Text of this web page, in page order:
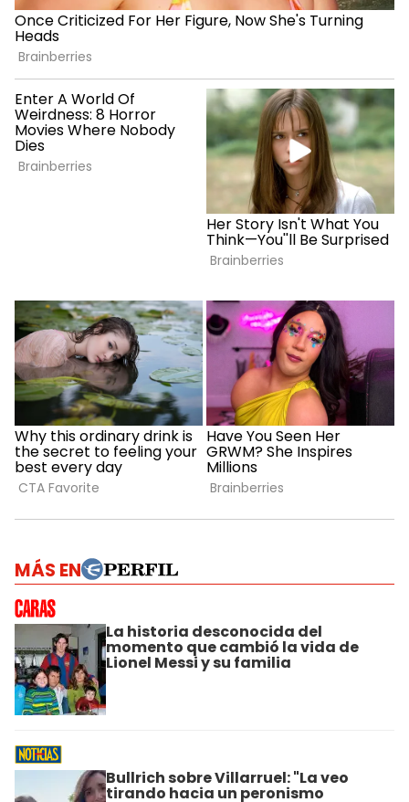
MÁS EN
La historia desconocida del
momento que cambió la vida de
Lionel Messi y su familia
Bullrich sobre Villarruel: "La veo
tirando hacia un peronismo